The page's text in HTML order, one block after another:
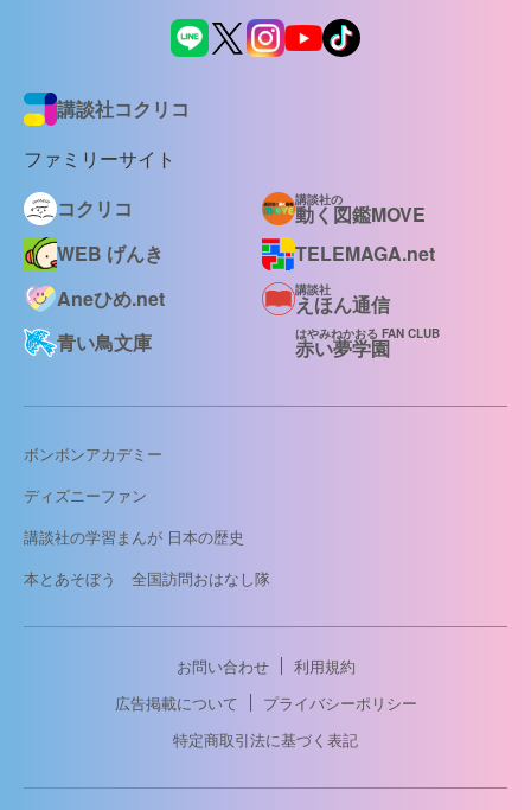
講談社コクリコ
ファミリーサイト
コクリコ
講談社の
動く図鑑MOVE
WEB げんき
TELEMAGA.net
Aneひめ.net
講談社
えほん通信
青い鳥文庫
はやみねかおる FAN CLUB
赤い夢学園
ボンボンアカデミー
ディズニーファン
講談社の学習まんが 日本の歴史
本とあそぼう 全国訪問おはなし隊
お問い合わせ
利用規約
広告掲載について
プライバシーポリシー
特定商取引法に基づく表記